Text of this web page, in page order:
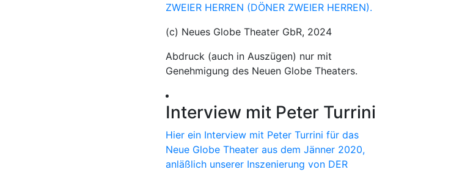
ZWEIER HERREN (DÖNER ZWEIER HERREN).
(c) Neues Globe Theater GbR, 2024
Abdruck (auch in Auszügen) nur mit
Genehmigung des Neuen Globe Theaters.
Interview mit Peter Turrini
Hier ein Interview mit Peter Turrini für das
Neue Globe Theater aus dem Jänner 2020,
anläßlich unserer Inszenierung von DER